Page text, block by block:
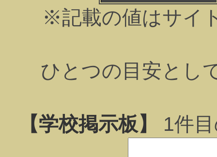
※記載の値はサイ
ひとつの目安とし
【学校掲示板】 1件